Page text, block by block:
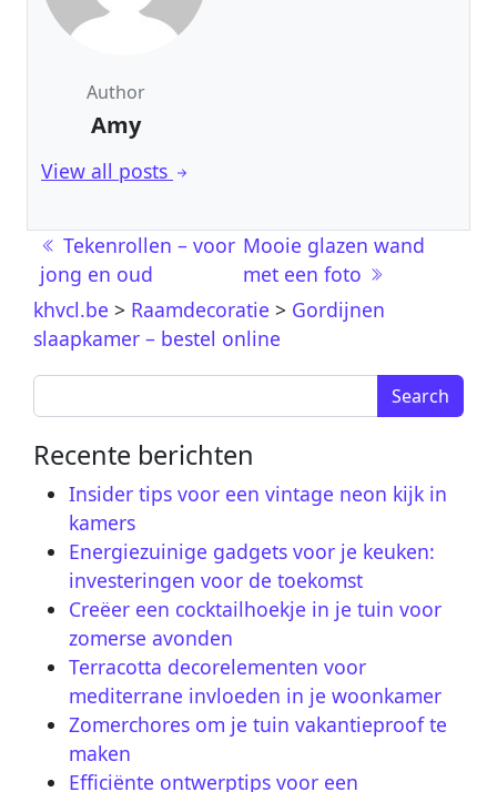
Author
Amy
View all posts
Post navigation
Tekenrollen – voor
jong en oud
Mooie glazen wand
met een foto
khvcl.be > Raamdecoratie > Gordijnen
slaapkamer – bestel online
Search for:
Recente berichten
Insider tips voor een vintage neon kijk in
kamers
Energiezuinige gadgets voor je keuken:
investeringen voor de toekomst
Creëer een cocktailhoekje in je tuin voor
zomerse avonden
Terracotta decorelementen voor
mediterrane invloeden in je woonkamer
Zomerchores om je tuin vakantieproof te
maken
Efficiënte ontwerptips voor een